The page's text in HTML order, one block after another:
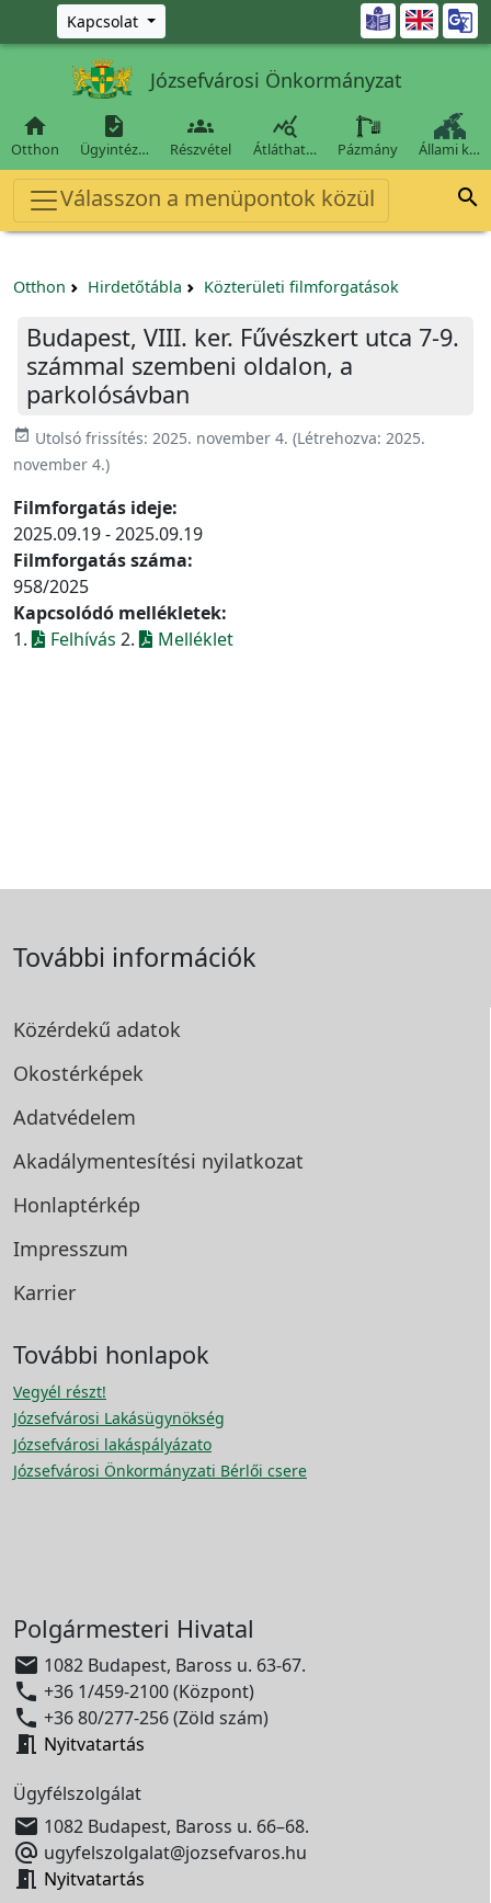
Ugrás a fő tartalomra
Kapcsolat 
Józsefvárosi Önkormányzat

Otthon

Ügyintéz…

Részvétel

Átláthat… Pázmány Állami k…
Válasszon a menüpontok közül 
Otthon Hirdetőtábla Közterületi filmforgatások
Budapest, VIII. ker. Fűvészkert utca 7-9.
számmal szembeni oldalon, a
parkolósávban
event_available Utolsó frissítés: 2025. november 4. (Létrehozva: 2025.
november 4.)
Filmforgatás ideje:
2025.09.19 - 2025.09.19
Filmforgatás száma:
958/2025
Kapcsolódó mellékletek:
1.
Felhívás 2. Melléklet
További információk
Közérdekű adatok
Okostérképek
Adatvédelem
Akadálymentesítési nyilatkozat
Honlaptérkép
Impresszum
Karrier
További honlapok
Vegyél részt!
Józsefvárosi Lakásügynökség
Józsefvárosi lakáspályázato
Józsefvárosi Önkormányzati Bérlői csere
Polgármesteri Hivatal
 1082 Budapest, Baross u. 63-67.
 +36 1/459-2100 (Központ)
 +36 80/277-256 (Zöld szám)
 Nyitvatartás
Ügyfélszolgálat
 1082 Budapest, Baross u. 66–68.
 ugyfelszolgalat@jozsefvaros.hu
 Nyitvatartás